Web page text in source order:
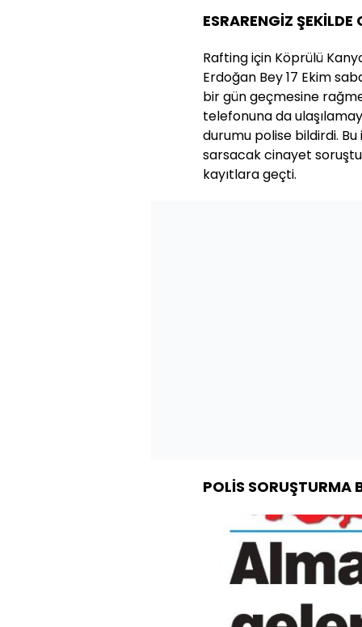
ESRARENGİZ
Rafting için Köprülü
Erdoğan Bey 17 Ekim
bir gün geçmesine
telefonuna da
durumu polise bildirdi.
sarsacak cinayet
kayıtlara geçti.
POLİS SORUŞTURMA